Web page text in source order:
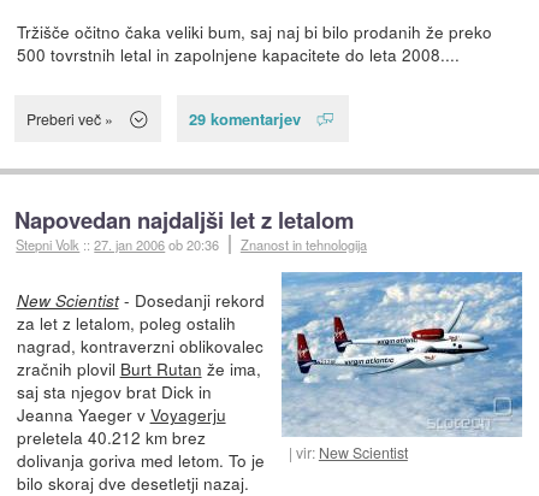
Tržišče očitno čaka veliki bum, saj naj bi bilo prodanih že preko
500 tovrstnih letal in zapolnjene kapacitete do leta 2008....
Preberi več » 29 komentarjev
Napovedan najdaljši let z letalom
Stepni Volk ::27. jan 2006ob 20:36 Znanost in tehnologija
vir: New Scientist
New Scientist- Dosedanji rekord
za let z letalom, poleg ostalih
nagrad, kontraverzni oblikovalec
zračnih plovil Burt Rutan že ima,
saj sta njegov brat Dick in
Jeanna Yaeger v Voyagerju
preletela 40.212 km brez
dolivanja goriva med letom. To je
bilo skoraj dve desetletji nazaj.